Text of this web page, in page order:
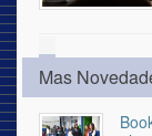
Mas